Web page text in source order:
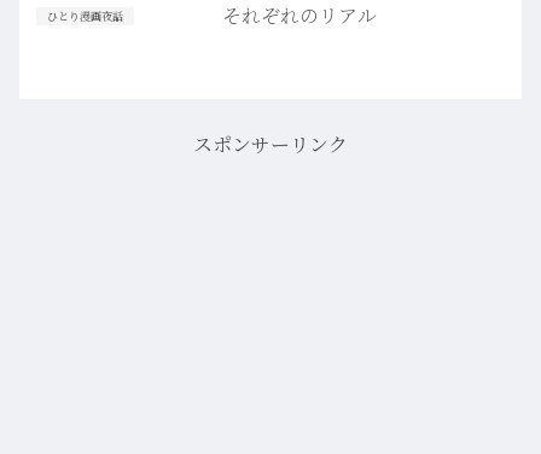
ひとり漫画夜話 それぞれのリアル
スポンサーリンク